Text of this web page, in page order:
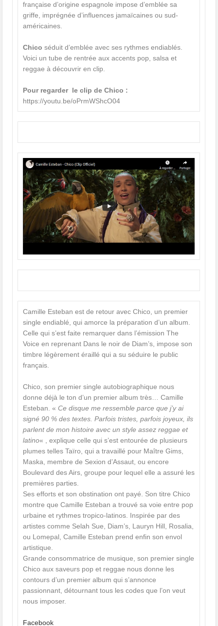
française d’origine espagnole impose d’emblée sa
griffe, imprégnée d’influences jamaïcaines ou sud-
américaines.
Chico séduit d’emblée avec ses rythmes endiablés.
Voici un tube de rentrée aux accents pop, salsa et
reggae à découvrir en clip.
Pour regarder le clip de Chico :
https://youtu.be/oPrmWShcO04
Camille Esteban est de retour avec Chico, un premier
single endiablé, qui amorce la préparation d’un album.
Celle qui s’est faite remarquer dans l’émission The
Voice en reprenant Dans le noir de Diam’s, impose son
timbre légèrement éraillé qui a su séduire le public
français.
Chico, son premier single autobiographique nous
donne déjà le ton d’un premier album très… Camille
Esteban. «Ce disque me ressemble parce que j’y ai
signé 90 % des textes. Parfois tristes, parfois joyeux, ils
parlent de mon histoire avec un style assez reggae et
latino« , explique celle qui s’est entourée de plusieurs
plumes telles Taïro, qui a travaillé pour Maître Gims,
Maska, membre de Sexion d’Assaut, ou encore
Boulevard des Airs, groupe pour lequel elle a assuré les
premières parties.
Ses efforts et son obstination ont payé. Son titre Chico
montre que Camille Esteban a trouvé sa voie entre pop
urbaine et rythmes tropico-latinos. Inspirée par des
artistes comme Selah Sue, Diam’s, Lauryn Hill, Rosalia,
ou Lomepal, Camille Esteban prend enfin son envol
artistique.
Grande consommatrice de musique, son premier single
Chico aux saveurs pop et reggae nous donne les
contours d’un premier album qui s’annonce
passionnant, détournant tous les codes que l’on veut
nous imposer.
Facebook